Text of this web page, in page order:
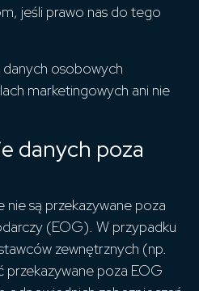
jeśli prawo nas do tego
danych osobowych
marketingowych ani nie
danych poza
są przekazywane poza
(EOG). W przypadku
zewnętrznych (np.
poza EOG